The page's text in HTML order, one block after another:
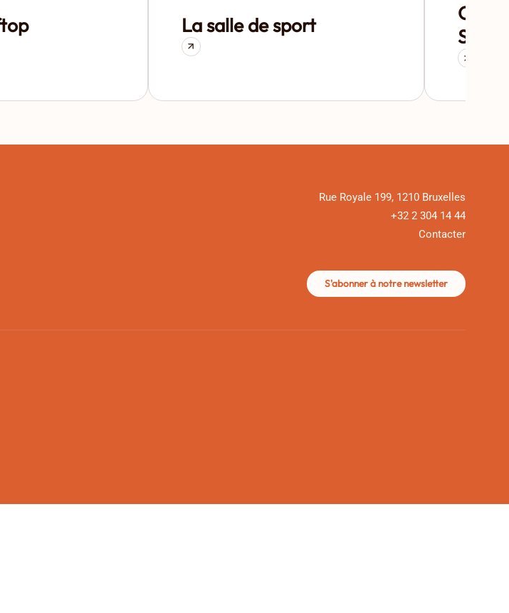
La salle de sport
Store
Rue Royale 199, 1210 Bruxelles
+32 2 304 14 44
Contacter
S'abonner à notre newsletter